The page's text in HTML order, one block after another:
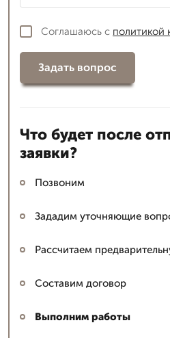
Соглашаюсь с политикой
Задать вопрос
Что будет после
заявки?
Позвоним
Зададим уточняющие
Рассчитаем
Составим договор
Выполним работы